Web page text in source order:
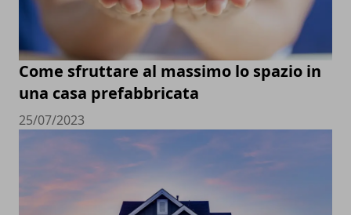
Come sfruttare al massimo lo spazio in
una casa prefabbricata
25/07/2023